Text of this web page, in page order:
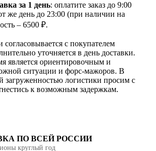
за 1 день: оплатите заказ до 9:00
же день до 23:00 (при наличии на
– 6500 ₽.
согласовывается с покупателем
уточняется в день доставки.
является ориентировочным и
ситуации и форс-мажоров. В
загруженностью логистики просим с
к возможным задержкам.
ПО ВСЕЙ РОССИИ
круглый год